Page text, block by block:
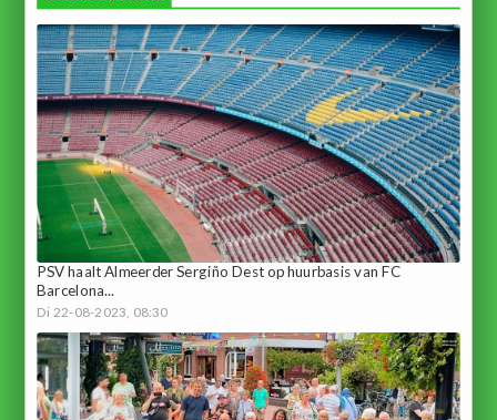
PSV haalt Almeerder Sergiño Dest op huurbasis van FC
Barcelona...
Di 22-08-2023, 08:30